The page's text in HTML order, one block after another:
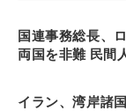
国連事務総長、
両国を非難 民間
イラン、湾岸諸